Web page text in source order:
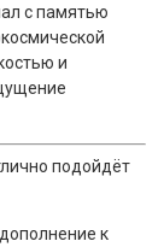
с памятью
и
подойдёт
к